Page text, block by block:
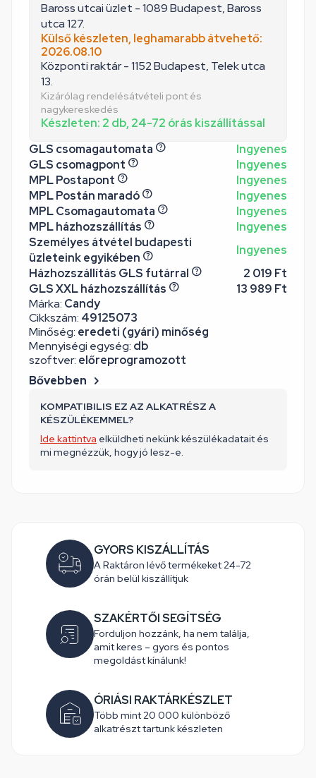
Márka: Candy
Cikkszám: 49125073
Minőség: eredeti (gyári) minőség
Mennyiségi egység: db
Baross utcai üzlet - 1089 Budapest, Baross
utca 127.
Külső készleten, leghamarabb átvehető:
2026.08.10
Központi raktár - 1152 Budapest, Telek utca
13.
Kizárólag rendelésátvételi pont és
nagykereskedés
Készleten: 2 db, 24-72 órás kiszállítással
GLS csomagautomata
Ingyenes
GLS csomagpont
Ingyenes
MPL Postapont
Ingyenes
MPL Postán maradó
Ingyenes
MPL Csomagautomata
Ingyenes
MPL házhozszállítás
Ingyenes
Személyes átvétel budapesti
üzleteink egyikében
Ingyenes
Házhozszállítás GLS futárral
2 019 Ft
GLS XXL házhozszállítás
13 989 Ft
szoftver: előreprogramozott
Bővebben
KOMPATIBILIS EZ AZ ALKATRÉSZ A
KÉSZÜLÉKEMMEL?
Ide kattintva elküldheti nekünk készülékadatait és
mi megnézzük, hogy jó lesz-e.
GYORS KISZÁLLÍTÁS
A Raktáron lévő termékeket 24-72
órán belül kiszállítjuk
SZAKÉRTŐI SEGÍTSÉG
Forduljon hozzánk, ha nem találja,
amit keres – gyors és pontos
megoldást kínálunk!
ÓRIÁSI RAKTÁRKÉSZLET
Több mint 20 000 különböző
alkatrészt tartunk készleten